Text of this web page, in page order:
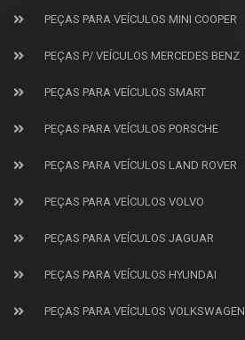
PEÇAS PARA VEÍCULOS MINI COOPER
PEÇAS P/ VEÍCULOS MERCEDES BENZ
PEÇAS PARA VEÍCULOS SMART
PEÇAS PARA VEÍCULOS PORSCHE
PEÇAS PARA VEÍCULOS LAND ROVER
PEÇAS PARA VEÍCULOS VOLVO
PEÇAS PARA VEÍCULOS JAGUAR
PEÇAS PARA VEÍCULOS HYUNDAI
PEÇAS PARA VEÍCULOS VOLKSWAGEN